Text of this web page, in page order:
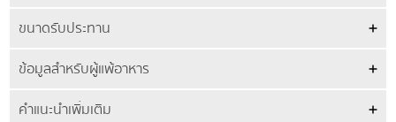
ขนาดรับประทาน
ข้อมูลสำหรับผู้แพ้อาหาร
คำแนะนำเพิ่มเติม